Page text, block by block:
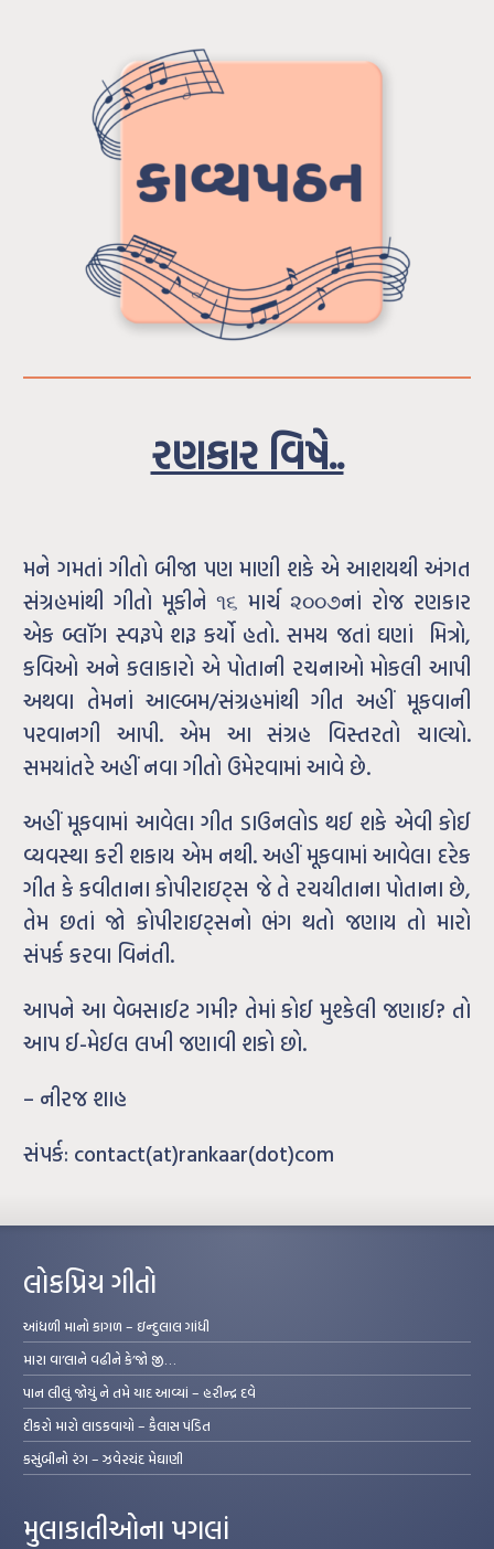
રણકાર વિષે..
મને ગમતાં ગીતો બીજા પણ માણી શકે એ આશયથી અંગત
સંગ્રહમાંથી ગીતો મૂકીને ૧૬ માર્ચ ૨૦૦૭નાં રોજ રણકાર
એક બ્લૉગ સ્વરૂપે શરૂ કર્યો હતો. સમય જતાં ઘણાં મિત્રો,
કવિઓ અને કલાકારો એ પોતાની રચનાઓ મોકલી આપી
અથવા તેમનાં આલ્બમ/સંગ્રહમાંથી ગીત અહીં મૂકવાની
પરવાનગી આપી. એમ આ સંગ્રહ વિસ્તરતો ચાલ્યો.
સમયાંતરે અહીં નવા ગીતો ઉમેરવામાં આવે છે.
અહીં મૂકવામાં આવેલા ગીત ડાઉનલોડ થઈ શકે એવી કોઈ
વ્યવસ્થા કરી શકાય એમ નથી. અહીં મૂકવામાં આવેલા દરેક
ગીત કે કવીતાના કોપીરાઇટ્સ જે તે રચયીતાના પોતાના છે,
તેમ છતાં જો કોપીરાઇટ્સનો ભંગ થતો જણાય તો મારો
સંપર્ક કરવા વિનંતી.
આપને આ વેબસાઈટ ગમી? તેમાં કોઈ મુશ્કેલી જણાઈ? તો
આપ ઈ-મેઈલ લખી જણાવી શકો છો.
– નીરજ શાહ
સંપર્ક: contact(at)rankaar(dot)com
લોકપ્રિય ગીતો
આંધળી માનો કાગળ – ઇન્દુલાલ ગાંધી
મારા વા’લાને વઢીને કે’જો જી…
પાન લીલું જોયું ને તમે યાદ આવ્યાં – હરીન્દ્ર દવે
દીકરો મારો લાડકવાયો – કૈલાસ પંડિત
કસુંબીનો રંગ – ઝવેરચંદ મેઘાણી
મુલાકાતીઓના પગલાં